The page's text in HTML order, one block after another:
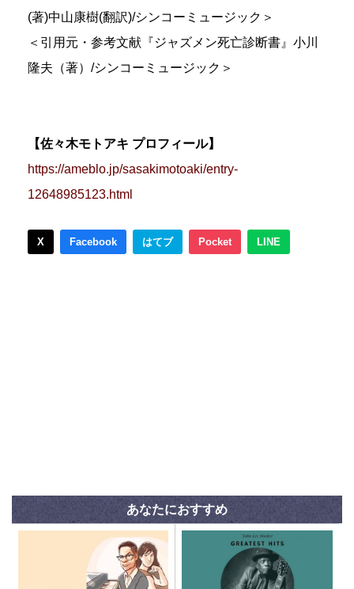
(著)中山康樹(翻訳)/シンコーミュージック＞
＜引用元・参考文献『ジャズメン死亡診断書』小川
隆夫（著）/シンコーミュージック＞
【佐々木モトアキ プロフィール】
https://ameblo.jp/sasakimotoaki/entry-
12648985123.html
X Facebook はてブ Pocket LINE
あなたにおすすめ